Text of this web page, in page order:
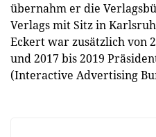
übernahm er die
Verlags mit Sitz in
Eckert war zusätzlich von
und 2017 bis 2019
(Interactive Advertising